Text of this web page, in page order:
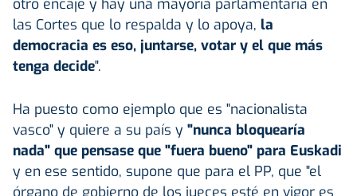
las Cortes que lo respalda y lo apoya, la
democracia es eso, juntarse, votar y el que más
tenga decide".
Ha puesto como ejemplo que es "nacionalista
vasco" y quiere a su país y "nunca bloquearía
nada" que pensase que "fuera bueno" para Euskadi
y en ese sentido, supone que para el PP, que "el
órgano de gobierno de los jueces esté en vigor es